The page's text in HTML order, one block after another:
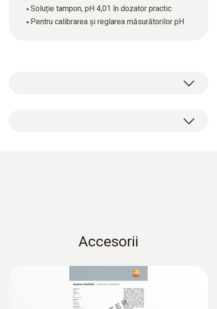
Soluție tampon, pH 4,01 în dozator practic
Pentru calibrarea și reglarea măsurătorilor pH
Accesorii